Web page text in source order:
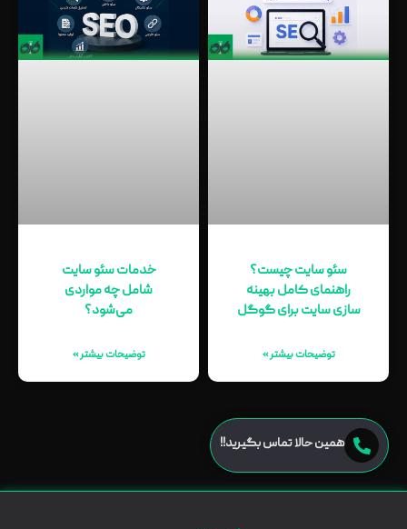
سئو سایت چیست؟
راهنمای کامل بهینه‌
سازی سایت برای گوگل
توضیحات بیشتر »
خدمات سئو سایت
شامل چه مواردی
می‌شود؟
توضیحات بیشتر »
همین حالا تماس بگیرید!!